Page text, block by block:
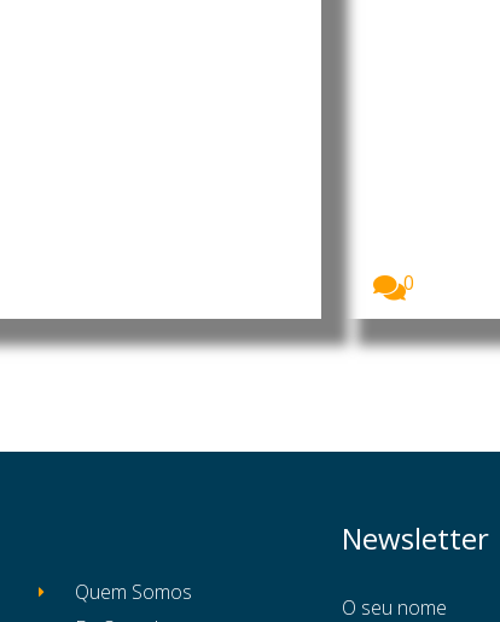
0
Quem Somos
Newsletter
O seu nome